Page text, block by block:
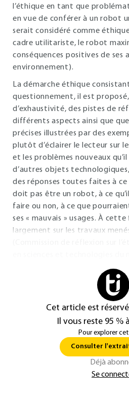
l’éthique en tant que
en vue de conférer à un robot
serait considéré comme
cadre utilitariste, le robot
conséquences positives de ses
environnement).
La démarche éthique
questionnement, il est
d’exhaustivité, des pistes de
différents aspects ainsi que
précises illustrées par des
plutôt d’éclairer le lecteur sur
et les problèmes nouveaux
d’autres objets
des réponses toutes faites à
doit pas être un robot, à ce
faire ou non, à ce que
ses « mauvais » usages. À cette
largement sur les travaux
Cet article est
Il vous reste 95 %
Pour explorer
Consulter
Déjà
Se